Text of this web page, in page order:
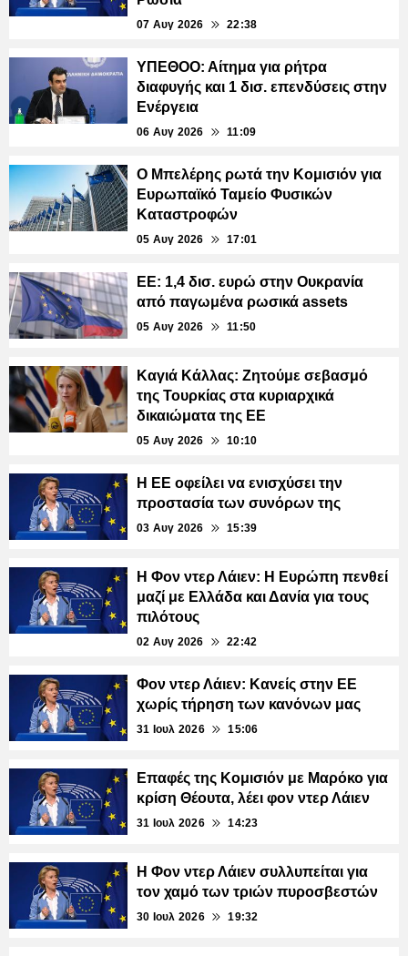
07 Αυγ 2026 22:38
ΥΠΕΘΟΟ: Αίτημα για ρήτρα
διαφυγής και 1 δισ. επενδύσεις στην
Ενέργεια
06 Αυγ 2026 11:09
Ο Μπελέρης ρωτά την Κομισιόν για
Ευρωπαϊκό Ταμείο Φυσικών
Καταστροφών
05 Αυγ 2026 17:01
ΕΕ: 1,4 δισ. ευρώ στην Ουκρανία
από παγωμένα ρωσικά assets
05 Αυγ 2026 11:50
Καγιά Κάλλας: Ζητούμε σεβασμό
της Τουρκίας στα κυριαρχικά
δικαιώματα της ΕΕ
05 Αυγ 2026 10:10
Η ΕΕ οφείλει να ενισχύσει την
προστασία των συνόρων της
03 Αυγ 2026 15:39
Η Φον ντερ Λάιεν: Η Ευρώπη πενθεί
μαζί με Ελλάδα και Δανία για τους
πιλότους
02 Αυγ 2026 22:42
Φον ντερ Λάιεν: Κανείς στην ΕΕ
χωρίς τήρηση των κανόνων μας
31 Ιουλ 2026 15:06
Επαφές της Κομισιόν με Μαρόκο για
κρίση Θέουτα, λέει φον ντερ Λάιεν
31 Ιουλ 2026 14:23
Η Φον ντερ Λάιεν συλλυπείται για
τον χαμό των τριών πυροσβεστών
30 Ιουλ 2026 19:32